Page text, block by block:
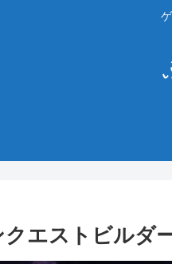
エストビルダ